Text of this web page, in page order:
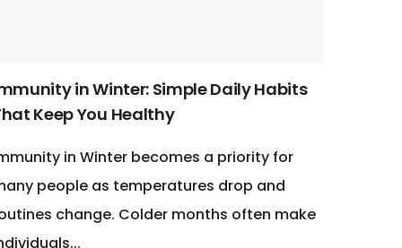
in Winter: Simple Daily Habits
Keep You Healthy
in Winter becomes a priority for
people as temperatures drop and
change. Colder months often make